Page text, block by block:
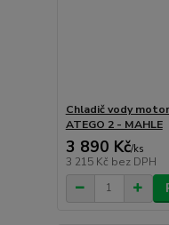
Chladič vody
ATEGO 2 - MAHLE
3 890 Kč/ks
3 215 Kč bez DPH